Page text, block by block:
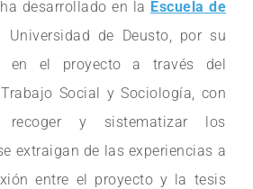
desarrollado en la Escuela de
Universidad de Deusto, por su
en el proyecto a través del
Social y Sociología, con
y sistematizar los
extraigan de las experiencias a
entre el proyecto y la tesis